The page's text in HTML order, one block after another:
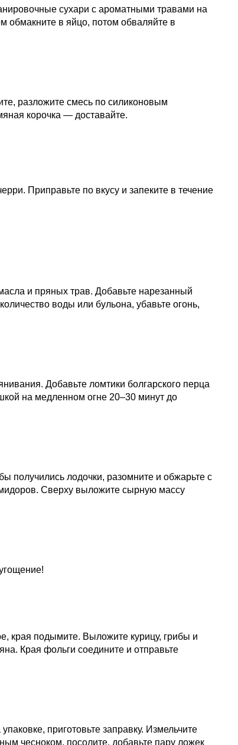
сухари с ароматными травами на
обмакните в яйцо, потом обваляйте в
разложите смесь по силиконовым
корочка — доставайте.
Приправьте по вкусу и запеките в течение
и пряных трав. Добавьте нарезанный
воды или бульона, убавьте огонь,
Добавьте ломтики болгарского перца
на медленном огне 20–30 минут до
получились лодочки, разомните и обжарьте с
Сверху выложите сырную массу
края подымите. Выложите курицу, грибы и
Края фольги соедините и отправьте
приготовьте заправку. Измельчите
чесноком, посолите, добавьте пару ложек